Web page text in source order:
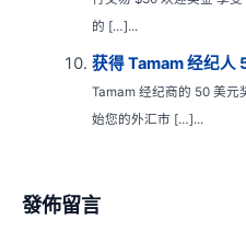
的 […]...
获得 Tamam 经纪人
Tamam 经纪商的 50 美元
始您的外汇市 […]...
發佈留言